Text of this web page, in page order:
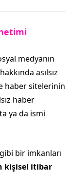
medyanın
asılsız
haber sitelerinin
haber
ya da ismi
bir imkanları
kişisel itibar